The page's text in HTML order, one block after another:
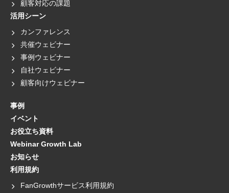
顧客対応の課題
活用シーン
カンファレンス
共催ウェビナー
事例ウェビナー
自社ウェビナー
顧客向けウェビナー
事例
イベント
お役立ち資料
Webinar Growth Lab
お知らせ
利用規約
FanGrowthサービス利用規約